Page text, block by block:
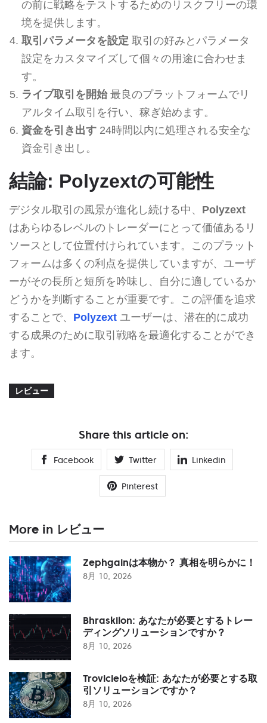
の前に戦略をテストするためのリスクフリーの環
境を提供します。
取引パラメータを設定 取引の好みとパラメータ
設定をカスタマイズして個々の用途に合わせま
す。
ライブ取引を開始最良のプラットフォームでリ
アルタイム取引を行い、稼ぎ始めます。
資金を引き出す24時間以内に処理される安全な
資金引き出し。
結論: Polyzextの可能性
デジタル取引の風景が進化し続ける中、 Polyzext
はあらゆるレベルのトレーダーにとって価値あるリ
ソースとして位置付けられています。このプラット
フォームは多くの利点を提供していますが、ユーザ
ーがその長所と短所を吟味し、自分に適しているか
どうかを判断することが重要です。この評価を追求
することで、 Polyzext ユーザーは、潜在的に成功
する成果のために取引戦略を最適化することができ
ます。
レビュー
Share this article on:
Facebook Twitter Linkedin
Pinterest
More in レビュー
Zephgainは本物か？ 真相を明らかに！
8月 10, 2026
Bhraskilon: あなたが必要とするトレー
ディングソリューションですか？
8月 10, 2026
Trovicieloを検証: あなたが必要とする取
引ソリューションですか？
8月 10, 2026